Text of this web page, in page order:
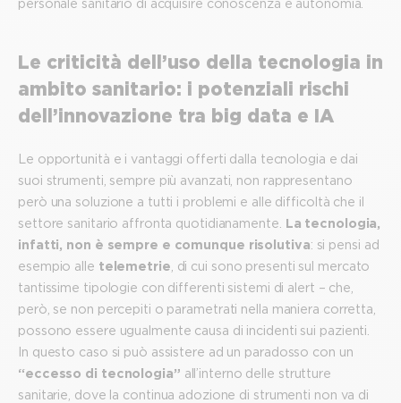
personale sanitario di acquisire conoscenza e autonomia.
Le criticità dell’uso della tecnologia in
ambito sanitario: i potenziali rischi
dell’innovazione tra big data e IA
Le opportunità e i vantaggi offerti dalla tecnologia e dai
suoi strumenti, sempre più avanzati, non rappresentano
però una soluzione a tutti i problemi e alle difficoltà che il
settore sanitario affronta quotidianamente. La tecnologia,
infatti, non è sempre e comunque risolutiva: si pensi ad
esempio alle telemetrie , di cui sono presenti sul mercato
tantissime tipologie con differenti sistemi di alert – che,
però, se non percepiti o parametrati nella maniera corretta,
possono essere ugualmente causa di incidenti sui pazienti.
In questo caso si può assistere ad un paradosso con un
“eccesso di tecnologia” all’interno delle strutture
sanitarie, dove la continua adozione di strumenti non va di